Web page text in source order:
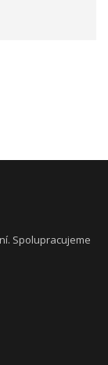
Spolupracujeme